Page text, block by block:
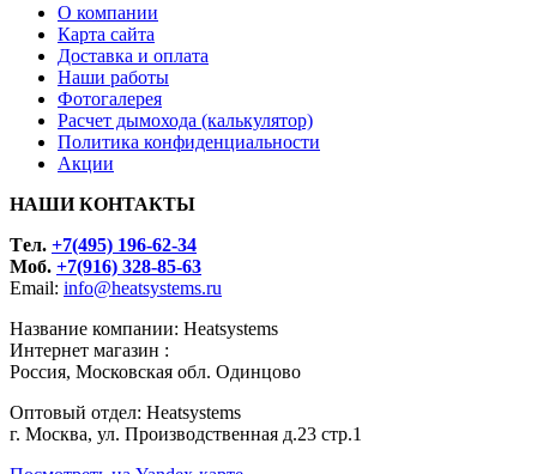
О компании
Карта сайта
Доставка и оплата
Наши работы
Фотогалерея
Расчет дымохода (калькулятор)
Политика конфиденциальности
Акции
НАШИ КОНТАКТЫ
Tел. +7(495) 196-62-34
Моб. +7(916) 328-85-63
Email: info@heatsystems.ru
Название компании: Heatsystems
Интернет магазин :
Россия, Московская обл. Одинцово
Оптовый отдел: Heatsystems
г. Москва, ул. Производственная д.23 стр.1